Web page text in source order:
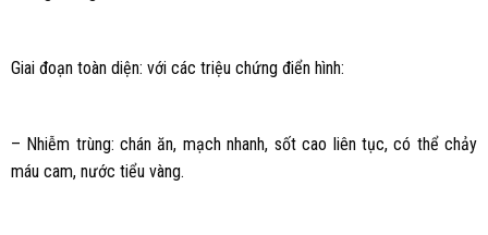
Giai đoạn toàn diện: với các triệu chứng điển hình:
– Nhiễm trùng: chán ăn, mạch nhanh, sốt cao liên tục, có thể chảy
máu cam, nước tiểu vàng.